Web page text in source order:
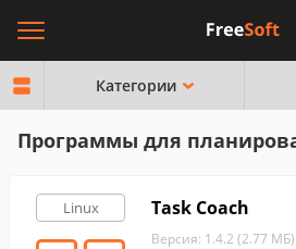
Категории
Программы для
Linux Task Coach
Версия: 1.4.2 (2.77 МБ)